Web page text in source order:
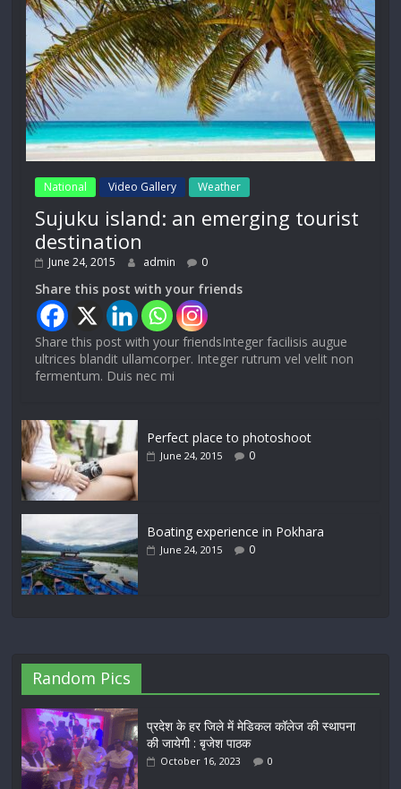
National Video Gallery Weather
Sujuku island: an emerging tourist
destination
June 24, 2015 admin 0
Share this post with your friends
Share this post with your friendsInteger facilisis augue
ultrices blandit ullamcorper. Integer rutrum vel velit non
fermentum. Duis nec mi
Perfect place to photoshoot
June 24, 2015 0
Boating experience in Pokhara
June 24, 2015 0
Random Pics
प्रदेश के हर जिले में मेडिकल कॉलेज की स्थापना
की जायेगी : बृजेश पाठक
October 16, 2023 0